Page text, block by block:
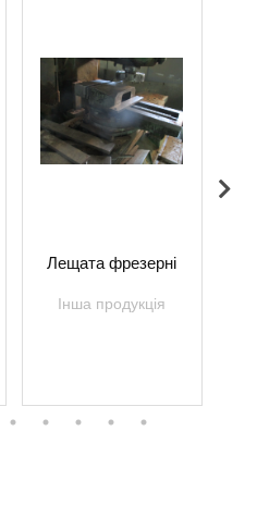
Лещата фрезерні
Інша продукція